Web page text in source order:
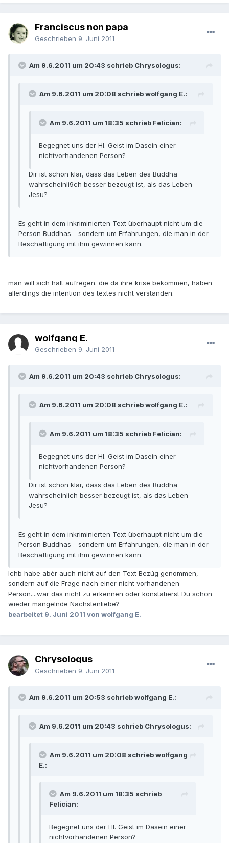
Franciscus non papa
Geschrieben 9. Juni 2011
Am 9.6.2011 um 20:43 schrieb Chrysologus:
Am 9.6.2011 um 20:08 schrieb wolfgang E.:
Am 9.6.2011 um 18:35 schrieb Felician:
Begegnet uns der Hl. Geist im Dasein einer
nichtvorhandenen Person?
Dir ist schon klar, dass das Leben des Buddha
wahrscheinli9ch besser bezeugt ist, als das Leben
Jesu?
Es geht in dem inkriminierten Text überhaupt nicht um die
Person Buddhas - sondern um Erfahrungen, die man in der
Beschäftigung mit ihm gewinnen kann.
man will sich halt aufregen. die da ihre krise bekommen, haben
allerdings die intention des textes nicht verstanden.
wolfgang E.
Geschrieben 9. Juni 2011
Am 9.6.2011 um 20:43 schrieb Chrysologus:
Am 9.6.2011 um 20:08 schrieb wolfgang E.:
Am 9.6.2011 um 18:35 schrieb Felician:
Begegnet uns der Hl. Geist im Dasein einer
nichtvorhandenen Person?
Dir ist schon klar, dass das Leben des Buddha
wahrscheinlich besser bezeugt ist, als das Leben
Jesu?
Es geht in dem inkriminierten Text überhaupt nicht um die
Person Buddhas - sondern um Erfahrungen, die man in der
Beschäftigung mit ihm gewinnen kann.
Ichb habe abér auch nicht auf den Text Bezúg genommen,
sondern auf die Frage nach einer nicht vorhandenen
Person....war das nicht zu erkennen oder konstatierst Du schon
wieder mangelnde Nächstenliebe?
bearbeitet 9. Juni 2011 von wolfgang E.
Chrysologus
Geschrieben 9. Juni 2011
Am 9.6.2011 um 20:53 schrieb wolfgang E.:
Am 9.6.2011 um 20:43 schrieb Chrysologus:
Am 9.6.2011 um 20:08 schrieb wolfgang
E.:
Am 9.6.2011 um 18:35 schrieb
Felician:
Begegnet uns der Hl. Geist im Dasein einer
nichtvorhandenen Person?